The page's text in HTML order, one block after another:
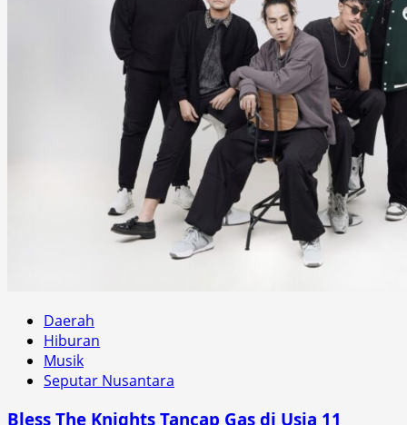
Daerah
Hiburan
Musik
Seputar Nusantara
Bless The Knights Tancap Gas di Usia 11